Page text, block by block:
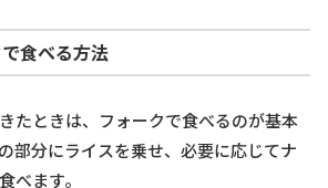
食べる方法
たときは、フォークで食べるのが基本
部分にライスを乗せ、必要に応じてナ
べます。